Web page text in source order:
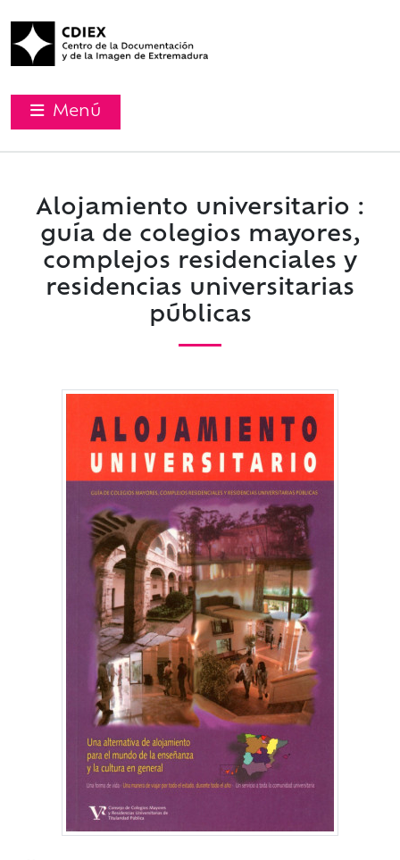
Menú
Alojamiento universitario :
guía de colegios mayores,
complejos residenciales y
residencias universitarias
públicas